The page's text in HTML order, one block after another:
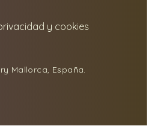
y cookies
Mallorca, España.